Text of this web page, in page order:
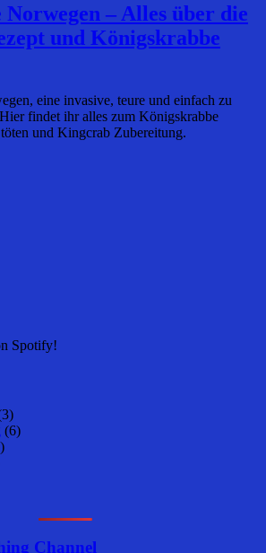
– Alles über die
und Königskrabbe
eine invasive, teure und einfach zu
findet ihr alles zum Königskrabbe
und Kingcrab Zubereitung.
Spotify!
(6)
Channel